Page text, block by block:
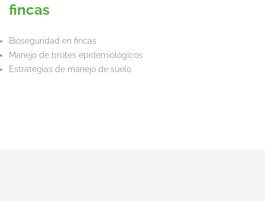
fincas
Bioseguridad en fincas
Manejo de brotes epidemiológicos
Estrategias de manejo de suelo